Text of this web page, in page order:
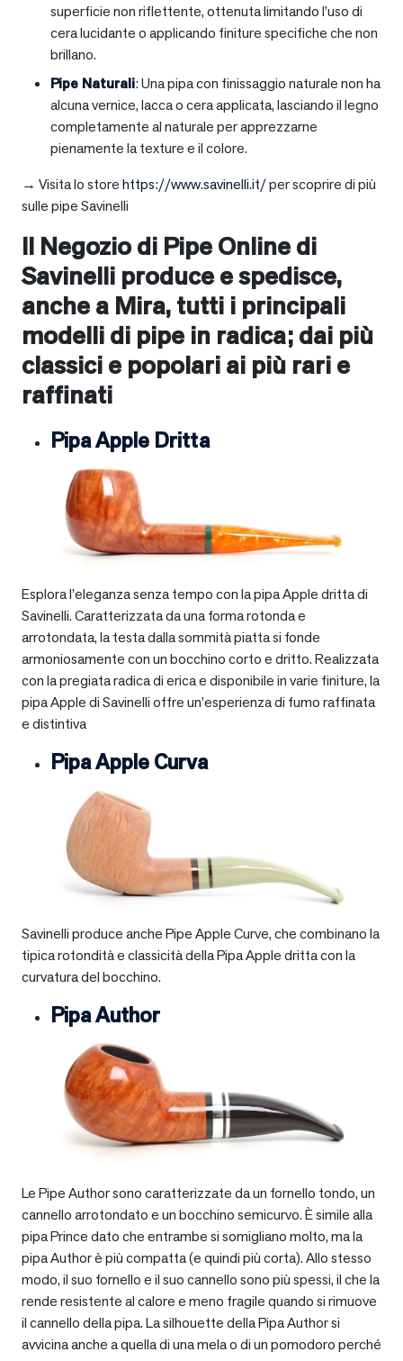
superficie non riflettente, ottenuta limitando l’uso di
cera lucidante o applicando finiture specifiche che non
brillano.
Pipe Naturali: Una pipa con finissaggio naturale non ha
alcuna vernice, lacca o cera applicata, lasciando il legno
completamente al naturale per apprezzarne
pienamente la texture e il colore.
→ Visita lo storehttps://www.savinelli.it/per scoprire di più
sulle pipe Savinelli
Il Negozio di Pipe Online di
Savinelli produce e spedisce,
anche a Mira, tutti i principali
modelli di pipe in radica; dai più
classici e popolari ai più rari e
raffinati
Pipa Apple Dritta
Esplora l’eleganza senza tempo con la pipa Apple dritta di
Savinelli. Caratterizzata da una forma rotonda e
arrotondata, la testa dalla sommità piatta si fonde
armoniosamente con un bocchino corto e dritto. Realizzata
con la pregiata radica di erica e disponibile in varie finiture, la
pipa Apple di Savinelli offre un’esperienza di fumo raffinata
e distintiva
Pipa Apple Curva
Savinelli produce anche Pipe Apple Curve, che combinano la
tipica rotondità e classicità della Pipa Apple dritta con la
curvatura del bocchino.
Pipa Author
Le Pipe Author sono caratterizzate da un fornello tondo, un
cannello arrotondato e un bocchino semicurvo. È simile alla
pipa Prince dato che entrambe si somigliano molto, ma la
pipa Author è più compatta (e quindi più corta). Allo stesso
modo, il suo fornello e il suo cannello sono più spessi, il che la
rende resistente al calore e meno fragile quando si rimuove
il cannello della pipa. La silhouette della Pipa Author si
avvicina anche a quella di una mela o di un pomodoro perché